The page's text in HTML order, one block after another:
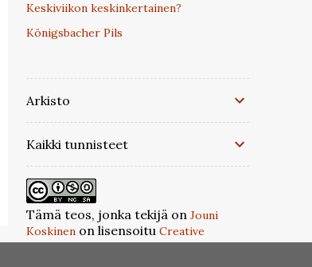
Keskiviikon keskinkertainen?
Königsbacher Pils
Arkisto
Kaikki tunnisteet
Tämä teos, jonka tekijä on Jouni
Koskinenon lisensoitu Creative
Commons Nimeä-Epäkaupallinen-